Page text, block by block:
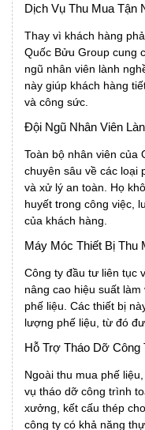
Dịch Vụ Thu Mua Tận
Thay vì khách hàng
Quốc Bửu Group cung
ngũ nhân viên lành
này giúp khách hàng
và công sức.
Đội Ngũ Nhân Viên
Toàn bộ nhân viên của
chuyên sâu về các loại
và xử lý an toàn. Họ
huyết trong công việc,
của khách hàng.
Máy Móc Thiết Bị Thu
Công ty đầu tư liên tục
nâng cao hiệu suất
phế liệu. Các thiết bị
lượng phế liệu, từ đó
Hỗ Trợ Tháo Dỡ Công
Ngoài thu mua phế
vụ tháo dỡ công trình
xưởng, kết cấu thép
công ty có khả năng